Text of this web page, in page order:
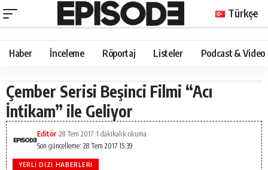
Türkçe
Haber İnceleme Röportaj Listeler Podcast & Video
Çember Serisi Beşinci Filmi “Acı
İntikam” ile Geliyor
Son güncelleme: 28 Tem 2017 15:39
Editör 28 Tem 2017 1 dakikalık okuma
YERLI DIZI HABERLERI